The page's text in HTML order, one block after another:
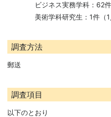
ビジネス実務学科：62
美術学科研究生：1件（1
調査方法
郵送
調査項目
以下のとおり